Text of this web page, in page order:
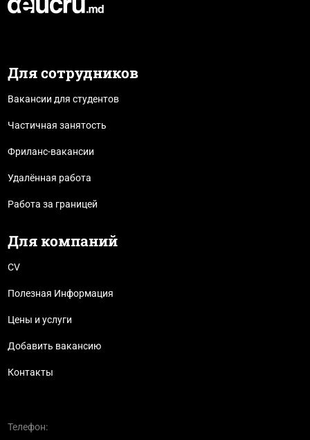
Для сотрудников
Вакансии для студентов
Частичная занятость
Фриланс-вакансии
Удалённая работа
Работа за границей
Для компаний
CV
Полезная Информация
Цены и услуги
Добавить вакансию
Контакты
Телефон: